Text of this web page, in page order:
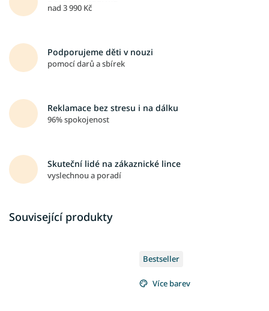
nad 3 990 Kč
Podporujeme děti v nouzi
pomocí darů a sbírek
Reklamace bez stresu i na dálku
96% spokojenost
Skuteční lidé na zákaznické lince
vyslechnou a poradí
Související produkty
Bestseller
Více barev